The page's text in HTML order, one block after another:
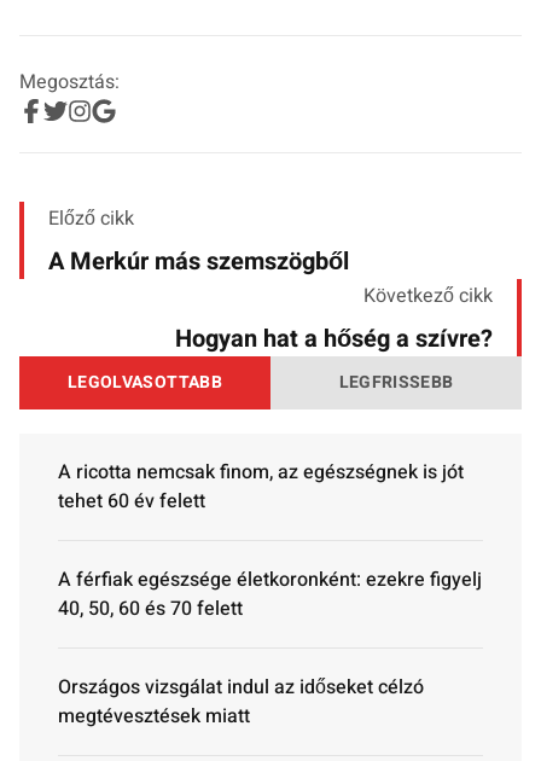
Megosztás:
Előző cikk
A Merkúr más szemszögből
Következő cikk
Hogyan hat a hőség a szívre?
LEGOLVASOTTABB LEGFRISSEBB
A ricotta nemcsak finom, az egészségnek is jót
tehet 60 év felett
A férfiak egészsége életkoronként: ezekre figyelj
40, 50, 60 és 70 felett
Országos vizsgálat indul az időseket célzó
megtévesztések miatt